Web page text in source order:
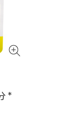
*